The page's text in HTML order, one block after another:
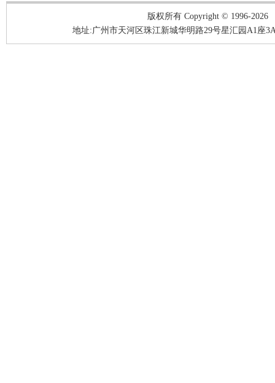
版权所有 Copyright © 1996-2026
地址:广州市天河区珠江新城华明路29号星汇园A1座